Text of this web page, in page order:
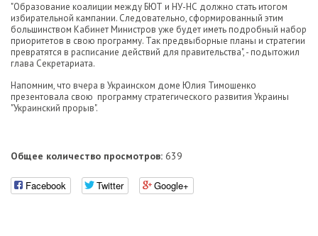
"Образование коалиции между БЮТ и НУ-НС должно стать итогом
избирательной кампании. Следовательно, сформированный этим
большинством Кабинет Министров уже будет иметь подробный набор
приоритетов в свою программу. Так предвыборные планы и стратегии
превратятся в расписание действий для правительства", - подытожил
глава Секретариата.
Напомним, что вчера в Украинском доме Юлия Тимошенко
презентовала свою программу стратегического развития Украины
"Украинский прорыв".
Общее количество просмотров: 639
Facebook Twitter Google+